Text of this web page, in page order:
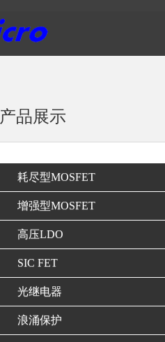
产品展示
耗尽型MOSFET
增强型MOSFET
高压LDO
SIC FET
光继电器
浪涌保护